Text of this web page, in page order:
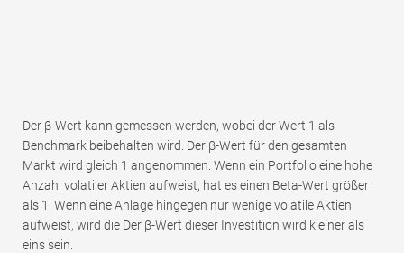
Der β-Wert kann gemessen werden, wobei der Wert 1 als
Benchmark beibehalten wird. Der β-Wert für den gesamten
Markt wird gleich 1 angenommen. Wenn ein Portfolio eine hohe
Anzahl volatiler Aktien aufweist, hat es einen Beta-Wert größer
als 1. Wenn eine Anlage hingegen nur wenige volatile Aktien
aufweist, wird die Der β-Wert dieser Investition wird kleiner als
eins sein.